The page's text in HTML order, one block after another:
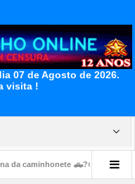
07 de Agosto de 2026.
visita !
🐷 🐖 🫵Quem é o indivíduo